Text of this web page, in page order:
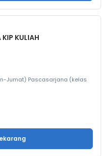
KULIAH
Jumat) Pascasarjana (kelas